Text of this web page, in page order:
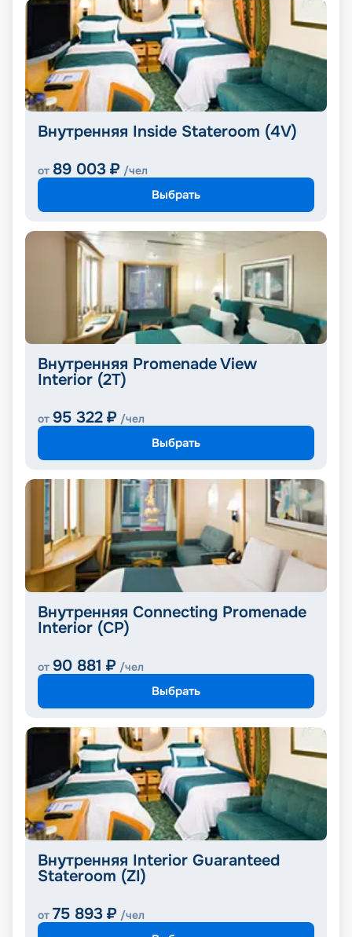
Внутренняя Inside Stateroom (4V)
от 89 003 ₽ /чел
Выбрать
Внутренняя Promenade View
Interior (2T)
от 95 322 ₽ /чел
Выбрать
Внутренняя Connecting Promenade
Interior (CP)
от 90 881 ₽ /чел
Выбрать
Внутренняя Interior Guaranteed
Stateroom (ZI)
от 75 893 ₽ /чел